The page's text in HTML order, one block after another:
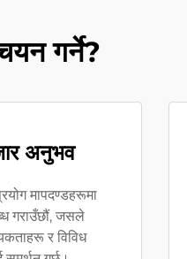
गर्ने?
अनुभव
मापदण्डहरूमा
गराउँछौं, जसले
र विविध